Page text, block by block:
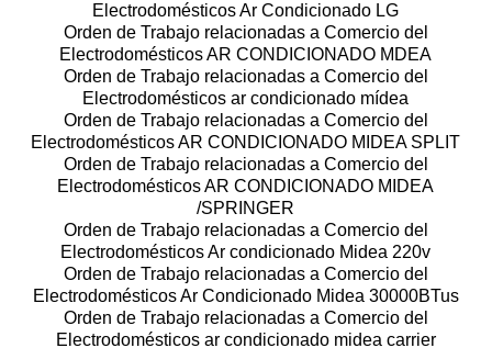
Electrodomésticos Ar Condicionado LG
Orden de Trabajo relacionadas a Comercio del
Electrodomésticos AR CONDICIONADO MDEA
Orden de Trabajo relacionadas a Comercio del
Electrodomésticos ar condicionado mídea
Orden de Trabajo relacionadas a Comercio del
Electrodomésticos AR CONDICIONADO MIDEA SPLIT
Orden de Trabajo relacionadas a Comercio del
Electrodomésticos AR CONDICIONADO MIDEA
/SPRINGER
Orden de Trabajo relacionadas a Comercio del
Electrodomésticos Ar condicionado Midea 220v
Orden de Trabajo relacionadas a Comercio del
Electrodomésticos Ar Condicionado Midea 30000BTus
Orden de Trabajo relacionadas a Comercio del
Electrodomésticos ar condicionado midea carrier